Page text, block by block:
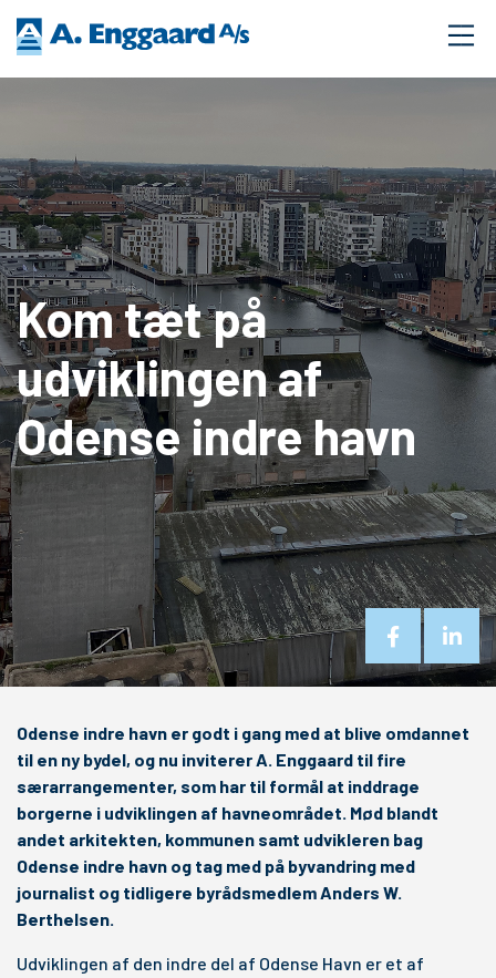
Kom tæt på
udviklingen af
Odense indre havn
Odense indre havn er godt i gang med at blive omdannet
til en ny bydel, og nu inviterer A. Enggaard til fire
særarrangementer, som har til formål at inddrage
borgerne i udviklingen af havneområdet. Mød blandt
andet arkitekten, kommunen samt udvikleren bag
Odense indre havn og tag med på byvandring med
journalist og tidligere byrådsmedlem Anders W.
Berthelsen.
Udviklingen af den indre del af Odense Havn er et af